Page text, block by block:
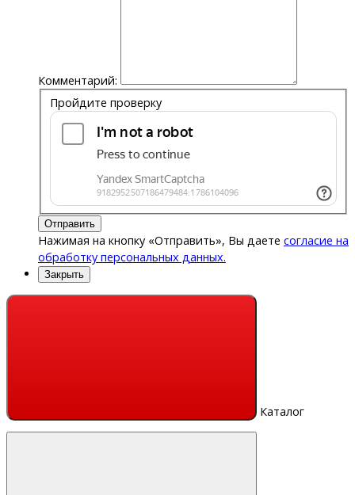
Комментарий:
Пройдите проверку
Отправить
Нажимая на кнопку «Отправить», Вы даете согласие на
обработку персональных данных.
Закрыть
Каталог